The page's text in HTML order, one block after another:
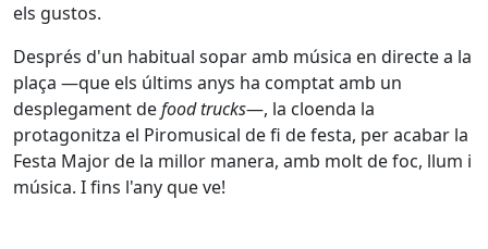
els gustos.
Després d'un habitual sopar amb música en directe a la
plaça —que els últims anys ha comptat amb un
desplegament defood trucks—, la cloenda la
protagonitza el Piromusical de fi de festa, per acabar la
Festa Major de la millor manera, amb molt de foc, llum i
música. I fins l'any que ve!